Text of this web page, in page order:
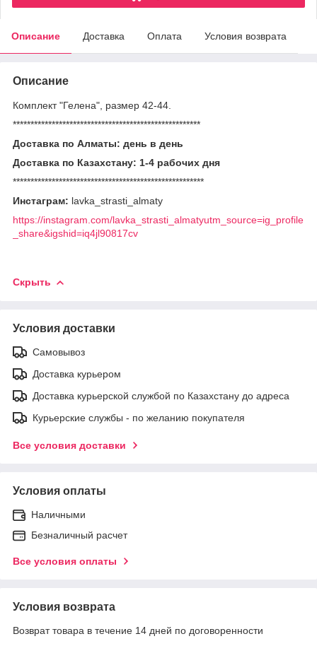
Описание Доставка Оплата Условия возврата
Описание
Комплект "Гелена", размер 42-44.
*****************************************************
Доставка по Алматы: день в день
Доставка по Казахстану: 1-4 рабочих дня
******************************************************
Инстаграм: lavka_strasti_almaty
https://instagram.com/lavka_strasti_almatyutm_source=ig_profile
_share&igshid=iq4jl90817cv
Скрыть
Условия доставки
Самовывоз
Доставка курьером
Доставка курьерской службой по Казахстану до адреса
Курьерские службы - по желанию покупателя
Все условия доставки
Условия оплаты
Наличными
Безналичный расчет
Все условия оплаты
Условия возврата
Возврат товара в течение 14 дней по договоренности